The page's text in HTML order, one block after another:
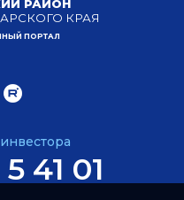
РАЙОН
КРАЯ
ПОРТАЛ
41 01